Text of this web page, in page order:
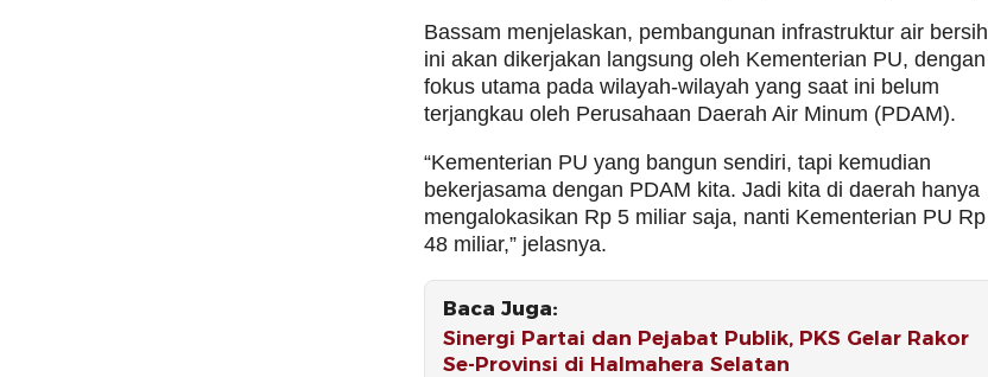
Bassam menjelaskan, pembangunan infrastruktur air bersih
ini akan dikerjakan langsung oleh Kementerian PU, dengan
fokus utama pada wilayah-wilayah yang saat ini belum
terjangkau oleh Perusahaan Daerah Air Minum (PDAM).
“Kementerian PU yang bangun sendiri, tapi kemudian
bekerjasama dengan PDAM kita. Jadi kita di daerah hanya
mengalokasikan Rp 5 miliar saja, nanti Kementerian PU Rp
48 miliar,” jelasnya.
Baca Juga:
Sinergi Partai dan Pejabat Publik, PKS Gelar Rakor
Se-Provinsi di Halmahera Selatan